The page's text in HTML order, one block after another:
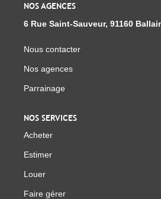
NOS AGENCES
6 Rue Saint-Sauveur, 91160
Nous contacter
Nos agences
Parrainage
NOS SERVICES
Acheter
Estimer
Louer
Faire gérer